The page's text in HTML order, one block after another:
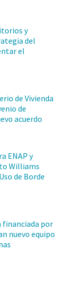
y
del
el
de Vivienda
de
acuerdo
ENAP y
Williams
de Borde
financiada por
nuevo equipo